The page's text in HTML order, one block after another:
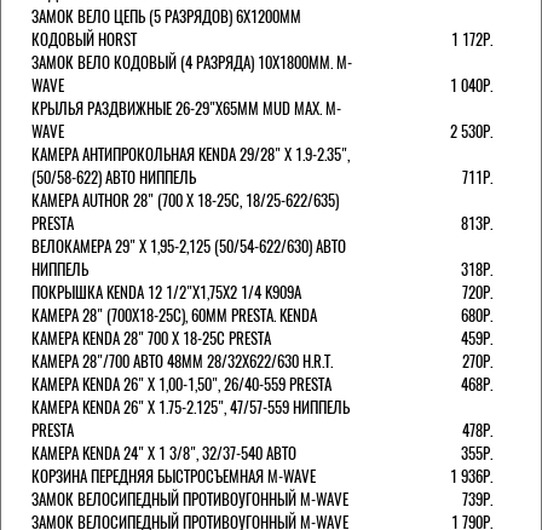
ЗАМОК ВЕЛО ЦЕПЬ (5 РАЗРЯДОВ) 6Х1200ММ
КОДОВЫЙ HORST
1 172Р.
ЗАМОК ВЕЛО КОДОВЫЙ (4 РАЗРЯДА) 10Х1800ММ. M-
WAVE
1 040Р.
КРЫЛЬЯ РАЗДВИЖНЫЕ 26-29"Х65ММ MUD MAX. M-
WAVE
2 530Р.
КАМЕРА АНТИПРОКОЛЬНАЯ KENDA 29/28" Х 1.9-2.35",
(50/58-622) АВТО НИППЕЛЬ
711Р.
КАМЕРА AUTHOR 28" (700 Х 18-25С, 18/25-622/635)
PRESTA
813Р.
ВЕЛОКАМЕРА 29" X 1,95-2,125 (50/54-622/630) АВТО
НИППЕЛЬ
318Р.
ПОКРЫШКА KENDA 12 1/2"Х1,75X2 1/4 K909A
720Р.
КАМЕРА 28" (700Х18-25С), 60ММ PRESTA. KENDA
680Р.
КАМЕРА KENDA 28" 700 Х 18-25С PRESTA
459Р.
КАМЕРА 28"/700 АВТО 48ММ 28/32Х622/630 H.R.T.
270Р.
КАМЕРА KENDA 26" Х 1,00-1,50", 26/40-559 PRESTA
468Р.
КАМЕРА KENDA 26" Х 1.75-2.125", 47/57-559 НИППЕЛЬ
PRESTA
478Р.
КАМЕРА KENDA 24" Х 1 3/8", 32/37-540 АВТО
355Р.
КОРЗИНА ПЕРЕДНЯЯ БЫСТРОСЪЕМНАЯ M-WAVE
1 936Р.
ЗАМОК ВЕЛОСИПЕДНЫЙ ПРОТИВОУГОННЫЙ M-WAVE
739Р.
ЗАМОК ВЕЛОСИПЕДНЫЙ ПРОТИВОУГОННЫЙ M-WAVE
1 790Р.